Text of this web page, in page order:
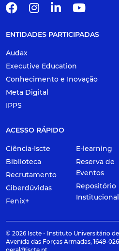
ENTIDADES PARTICIPADAS
Audax
Executive Education
Conhecimento e Inovação
Meta Digital
IPPS
ACESSO RÁPIDO
Ciência-Iscte
Biblioteca
Recrutamento
Ciberdúvidas
Fenix+
E-learning
Reserva de
Eventos
Repositório
Institucional
© 2026 Iscte - Instituto Universitário
Avenida das Forças Armadas, 1649-026